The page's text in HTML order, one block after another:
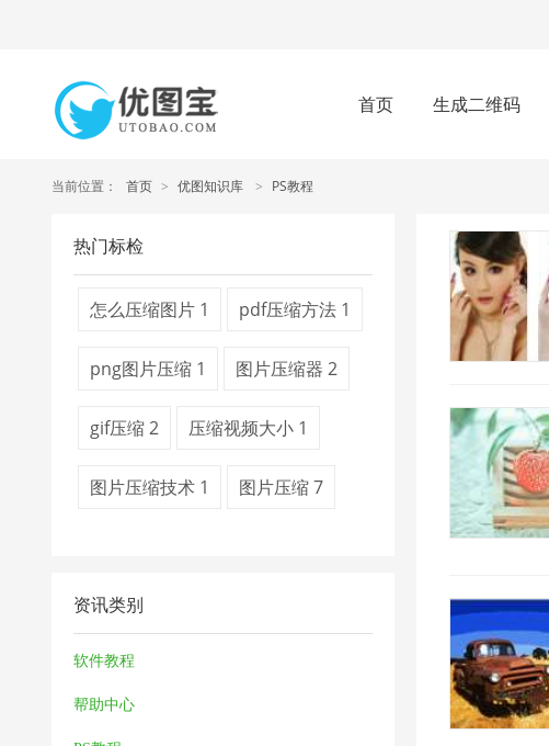
首页 生成二维码
当前位置： 首页 > 优图知识库 > PS教程
热门标检
怎么压缩图片 1 pdf压缩方法 1
png图片压缩 1 图片压缩器 2
gif压缩2 压缩视频大小 1
图片压缩技术 1 图片压缩7
资讯类别
软件教程
帮助中心